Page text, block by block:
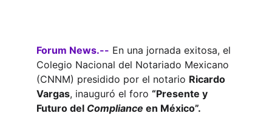
Forum News.-- En una jornada exitosa, el
Colegio Nacional del Notariado Mexicano
(CNNM) presidido por el notario Ricardo
Vargas, inauguró el foro “Presente y
Futuro del Compliance en México”.